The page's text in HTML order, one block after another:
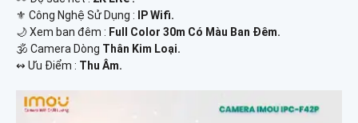
⚜️ Công Nghệ Sử Dụng :
IP Wifi.
🌙 Xem ban đêm : Full Color 30m Có Màu Ban Đêm.
🕉️ Camera Dòng Thân Kim Loại.
️↭ Ưu Điểm : Thu Âm.